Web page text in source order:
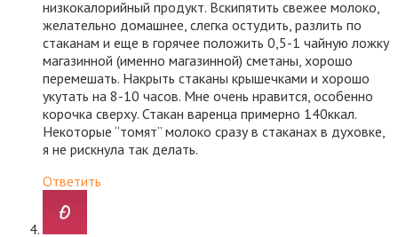
низкокалорийный продукт. Вскипятить свежее молоко,
желательно домашнее, слегка остудить, разлить по
стаканам и еще в горячее положить 0,5-1 чайную ложку
магазинной (именно магазинной) сметаны, хорошо
перемешать. Накрыть стаканы крышечками и хорошо
укутать на 8-10 часов. Мне очень нравится, особенно
корочка сверху. Стакан варенца примерно 140ккал.
Некоторые “томят” молоко сразу в стаканах в духовке,
я не рискнула так делать.
Ответить